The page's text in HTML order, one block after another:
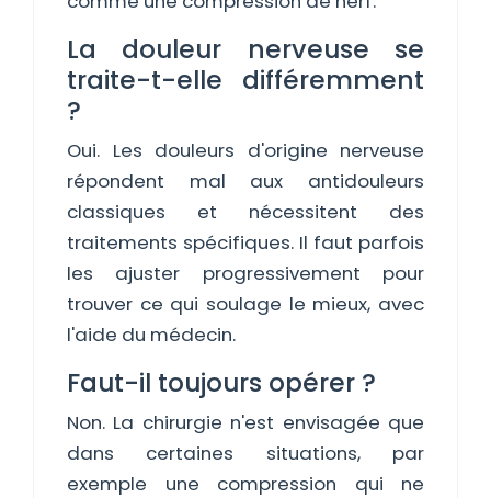
La douleur nerveuse se
traite-t-elle différemment
?
Oui. Les douleurs d'origine nerveuse
répondent mal aux antidouleurs
classiques et nécessitent des
traitements spécifiques. Il faut parfois
les ajuster progressivement pour
trouver ce qui soulage le mieux, avec
l'aide du médecin.
Faut-il toujours opérer ?
Non. La chirurgie n'est envisagée que
dans certaines situations, par
exemple une compression qui ne